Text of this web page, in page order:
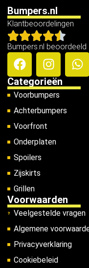
Bumpers.nl
Klantbeoordelingen
Bumpers.nl
Categorieën
Voorbumpers
Achterbumpers
Voorfront
Onderplaten
Spoilers
Zijskirts
Grillen
Voorwaarden
Veelgestelde vragen
Algemene
Privacyverklaring
Cookiebeleid